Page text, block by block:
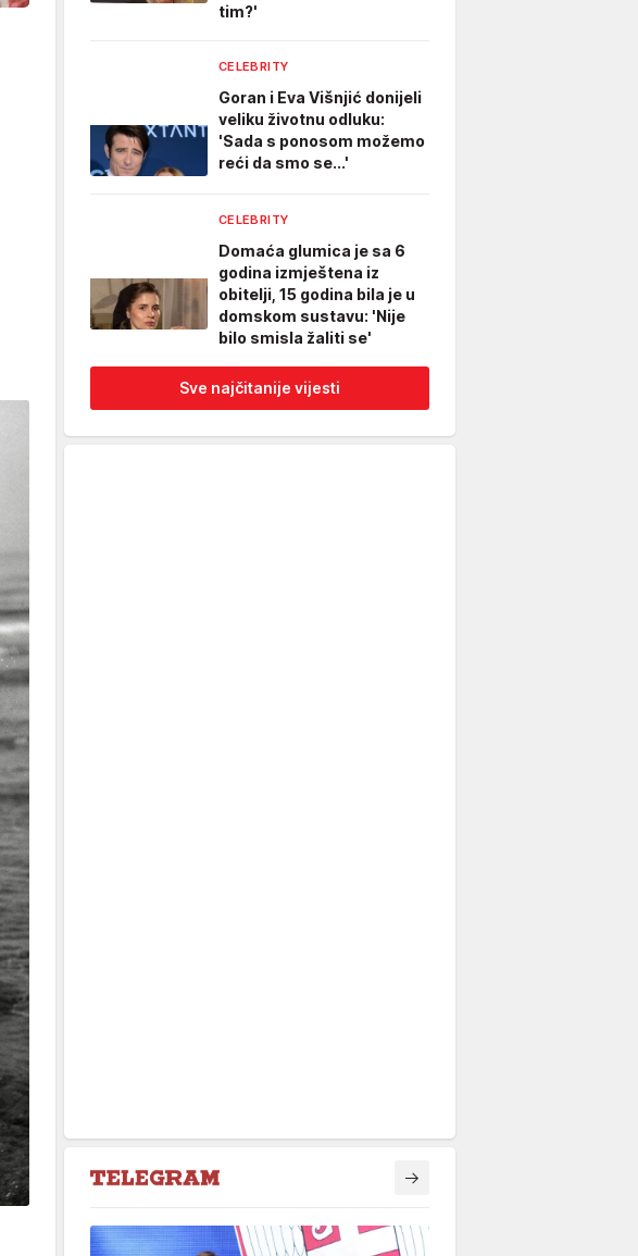
tim?'
CELEBRITY
Goran i Eva Višnjić donijeli
veliku životnu odluku:
'Sada s ponosom možemo
reći da smo se...'
CELEBRITY
Domaća glumica je sa 6
godina izmještena iz
obitelji, 15 godina bila je u
domskom sustavu: 'Nije
bilo smisla žaliti se'
Sve najčitanije vijesti